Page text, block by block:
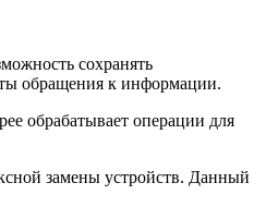
сохранять
обращения к информации.
обрабатывает операции для
замены устройств. Данный